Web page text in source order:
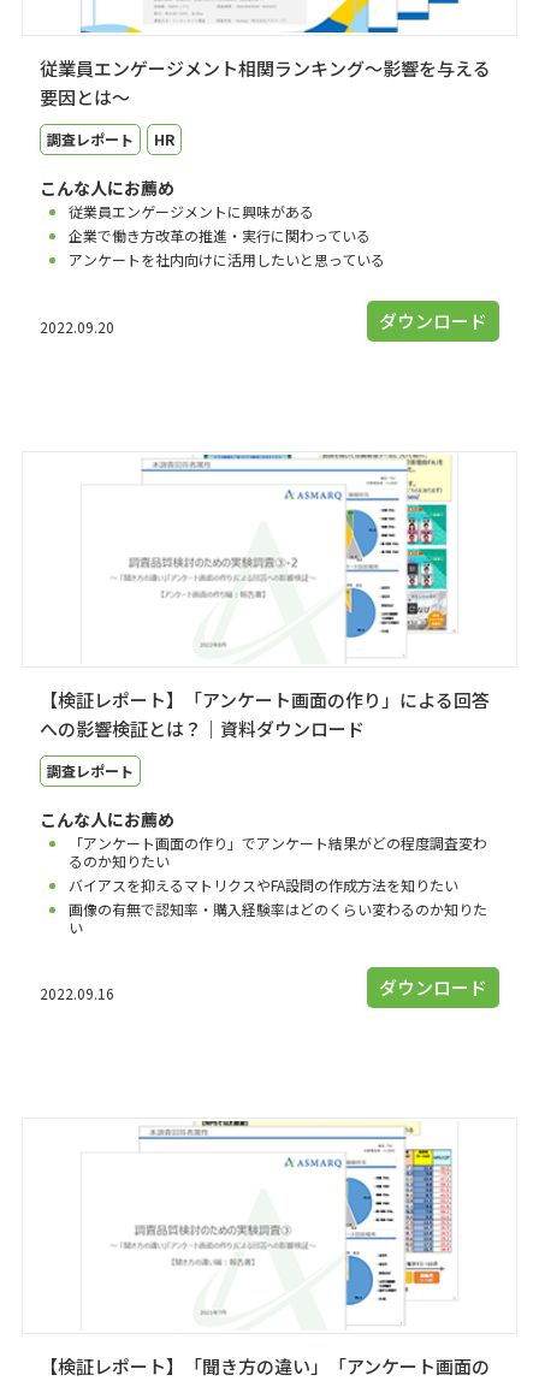
従業員エンゲージメント相関ランキング～影響を与える
要因とは～
調査レポート HR
こんな人にお薦め
従業員エンゲージメントに興味がある
企業で働き方改革の推進・実行に関わっている
アンケートを社内向けに活用したいと思っている
2022.09.20 ダウンロード
【検証レポート】「アンケート画面の作り」による回答
への影響検証とは？｜資料ダウンロード
調査レポート
こんな人にお薦め
「アンケート画面の作り」でアンケート結果がどの程度調査変わ
るのか知りたい
バイアスを抑えるマトリクスやFA設問の作成方法を知りたい
画像の有無で認知率・購入経験率はどのくらい変わるのか知りた
い
2022.09.16 ダウンロード
【検証レポート】「聞き方の違い」「アンケート画面の